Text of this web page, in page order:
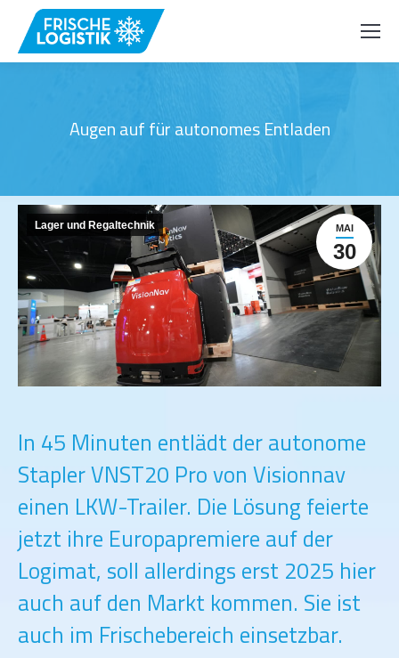
Augen auf für autonomes Entladen
MAI
30
Lager und Regaltechnik
In 45 Minuten entlädt der autonome
Stapler VNST20 Pro von Visionnav
einen LKW-Trailer. Die Lösung feierte
jetzt ihre Europapremiere auf der
Logimat, soll allerdings erst 2025 hier
auch auf den Markt kommen. Sie ist
auch im Frischebereich einsetzbar.